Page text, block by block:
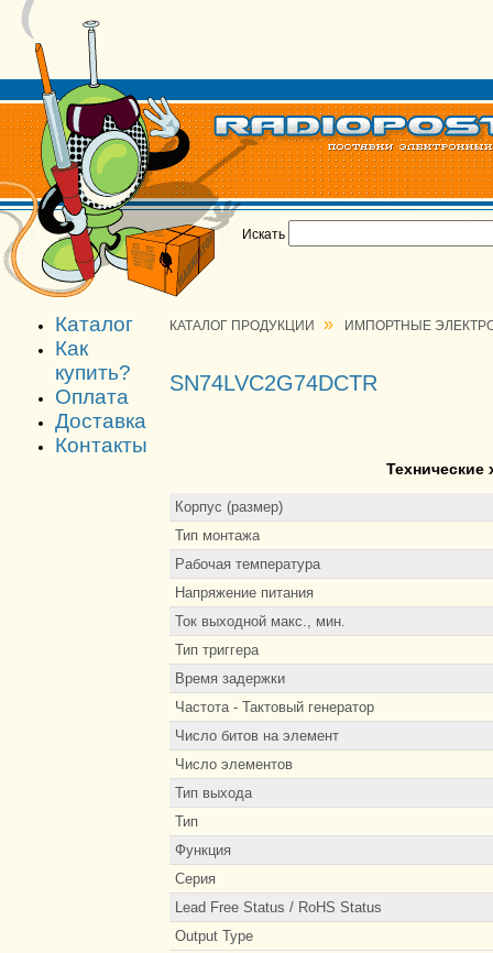
Искать
Каталог
Как
купить?
Оплата
Доставка
Контакты
КАТАЛОГ ПРОДУКЦИИ » ИМПОРТНЫЕ
SN74LVC2G74DCTR
Технические
Корпус (размер)
Тип монтажа
Рабочая температура
Напряжение питания
Ток выходной макс., мин.
Тип триггера
Время задержки
Частота - Тактовый генератор
Число битов на элемент
Число элементов
Тип выхода
Тип
Функция
Серия
Lead Free Status / RoHS Status
Output Type